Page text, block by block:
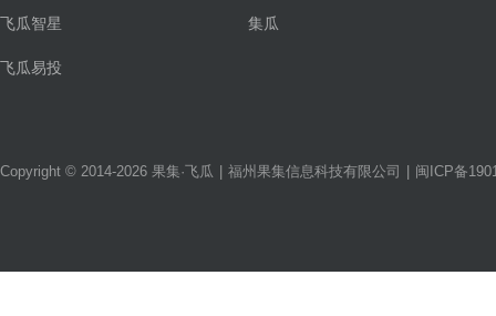
飞瓜智星
飞瓜易投
集瓜
Copyright © 2014-2026 果集·飞瓜 福州果集信息科技有限公司 闽ICP备